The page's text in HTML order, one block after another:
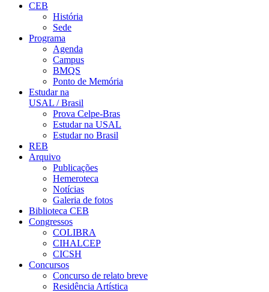
CEB
História
Sede
Programa
Agenda
Campus
BMQS
Ponto de Memória
Estudar na
USAL / Brasil
Prova Celpe-Bras
Estudar na USAL
Estudar no Brasil
REB
Arquivo
Publicações
Hemeroteca
Notícias
Galeria de fotos
Biblioteca CEB
Congressos
COLIBRA
CIHALCEP
CICSH
Concursos
Concurso de relato breve
Residência Artística